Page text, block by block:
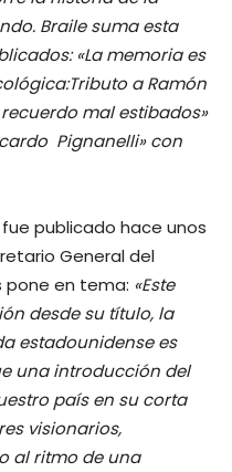
Braile suma esta
«La memoria es
a Ramón
mal estibados»
Pignanelli» con
fue publicado hace unos
General del
pone en tema: «Este
desde su título, la
estadounidense es
una introducción del
país en su corta
visionarios,
al ritmo de una